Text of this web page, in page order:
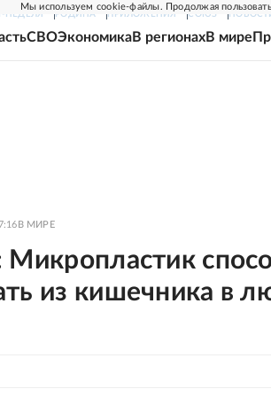
Мы используем cookie-файлы. Продолжая
НЕДЕЛЯ РОДИНА ПРИЛОЖЕНИЯ СОЮЗ
СВОЭкономикаВ регионахВ мире
В МИРЕ
Микропластик
из кишечника в